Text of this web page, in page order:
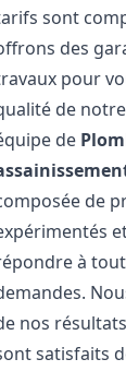
sont
des
pour
de
de
de
à
nos
satisfaits